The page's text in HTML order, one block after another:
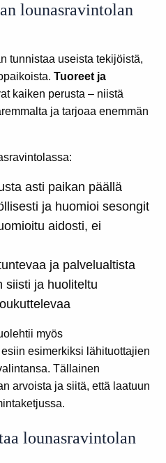
lounasravintolan
tunnistaa useista tekijöistä,
Tuoreet ja
kaiken perusta – niistä
ja tarjoaa enemmän
asti paikan päällä
ja huomioi sesongit
aidosti, ei
ja palvelualtista
siisti ja huoliteltu
myös
esimerkiksi lähituottajien
Tällainen
arvoista ja siitä, että laatuun
lounasravintolan